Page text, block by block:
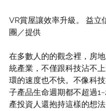
VR賞屋讓效率升級。 益立
團／提供
在多數人的的觀念裡，房
統產業，不僅跟科技沾不
環的速度也不快。不像科
子產品生命週期都不超過
產投資人還抱持這樣的想